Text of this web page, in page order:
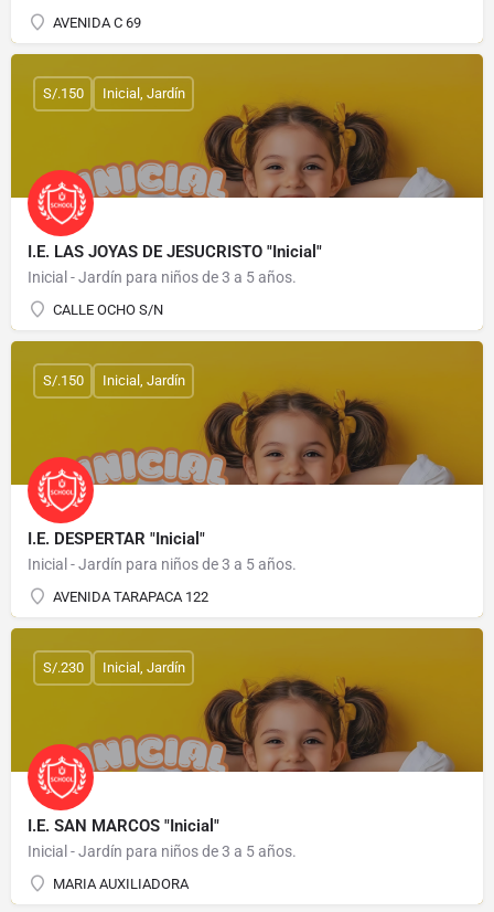
AVENIDA C 69
I.E. LAS JOYAS DE JESUCRISTO "Inicial"
Inicial - Jardín para niños de 3 a 5 años.
CALLE OCHO S/N
S/.150 Inicial, Jardín
I.E. DESPERTAR "Inicial"
Inicial - Jardín para niños de 3 a 5 años.
AVENIDA TARAPACA 122
S/.150 Inicial, Jardín
I.E. SAN MARCOS "Inicial"
Inicial - Jardín para niños de 3 a 5 años.
MARIA AUXILIADORA
S/.230 Inicial, Jardín